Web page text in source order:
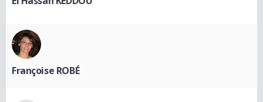
Françoise ROBÉ